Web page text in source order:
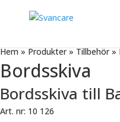
Hem»Produkter»Tillbehör»
Bordsskiva
Bordsskiva till
Art. nr: 10 126